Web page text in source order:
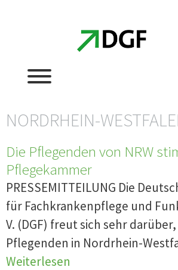
NORDRHEIN-
Die Pflegenden von NRW
Pflegekammer
PRESSEMITTEILUNG Die
für Fachkrankenpflege und
V. (DGF) freut sich sehr darüber,
Pflegenden in Nordrhein-
Weiterlesen